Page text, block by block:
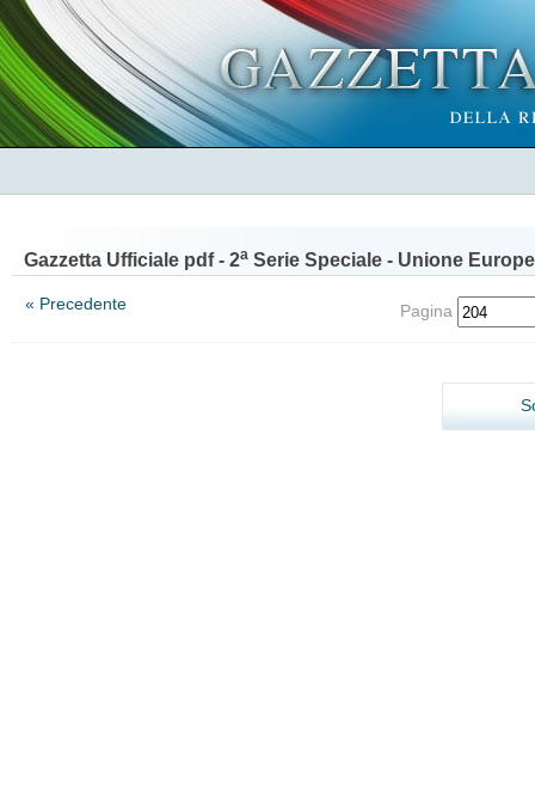
Gazzetta Ufficiale pdf - 2a Serie Speciale - Unione
« Precedente Pagina